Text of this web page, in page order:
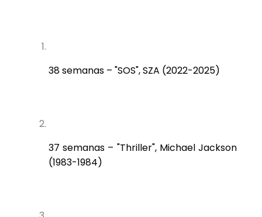
38 semanas – "SOS", SZA (2022-2025)
37 semanas – "Thriller", Michael Jackson
(1983-1984)